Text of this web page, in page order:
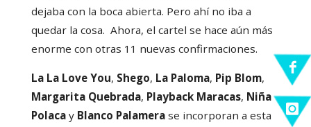
dejaba con la boca abierta. Pero ahí no iba a
quedar la cosa. Ahora, el cartel se hace aún más
enorme con otras 11 nuevas confirmaciones.
La La Love You, Shego, La Paloma, Pip Blom,
Margarita Quebrada, Playback Maracas, Niña
PolacayBlanco Palamerase incorporan a esta